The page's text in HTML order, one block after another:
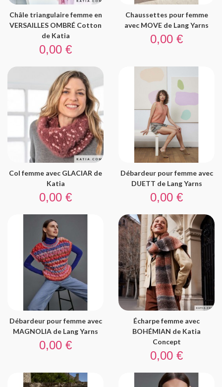
Châle triangulaire femme en
VERSAILLES OMBRÉ Cotton
de Katia
Prix
0,00 €
Chaussettes pour femme
avec MOVE de Lang Yarns
Prix
0,00 €
Col femme avec GLACIAR de
Katia
Prix
0,00 €
Débardeur pour femme avec
DUETT de Lang Yarns
Prix
0,00 €
Débardeur pour femme avec
MAGNOLIA de Lang Yarns
Prix
0,00 €
Écharpe femme avec
BOHÉMIAN de Katia
Concept
Prix
0,00 €